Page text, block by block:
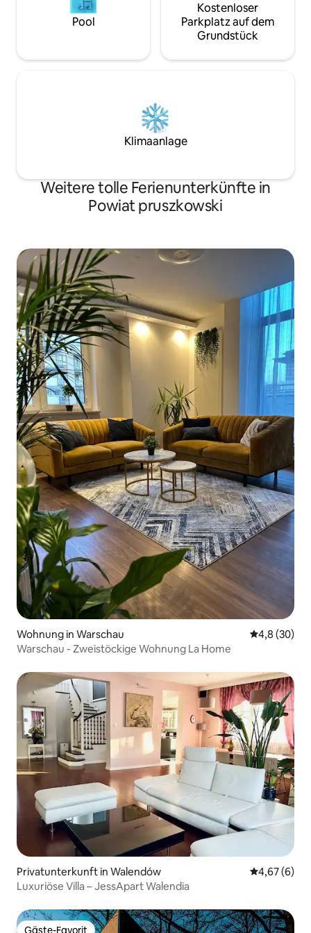
Pool
Kostenloser
Parkplatz auf dem
Grundstück
Klimaanlage
Weitere tolle Ferienunterkünfte in
Powiat pruszkowski
Wohnung in Warschau
4,8 (30)
Warschau - Zweistöckige Wohnung La Home
Privatunterkunft in Walendów
4,67 (6)
Luxuriöse Villa – JessApart Walendia
Gäste-Favorit